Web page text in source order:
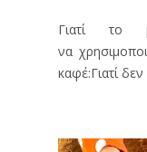
Γιατί το
να
καφέ:Γιατί